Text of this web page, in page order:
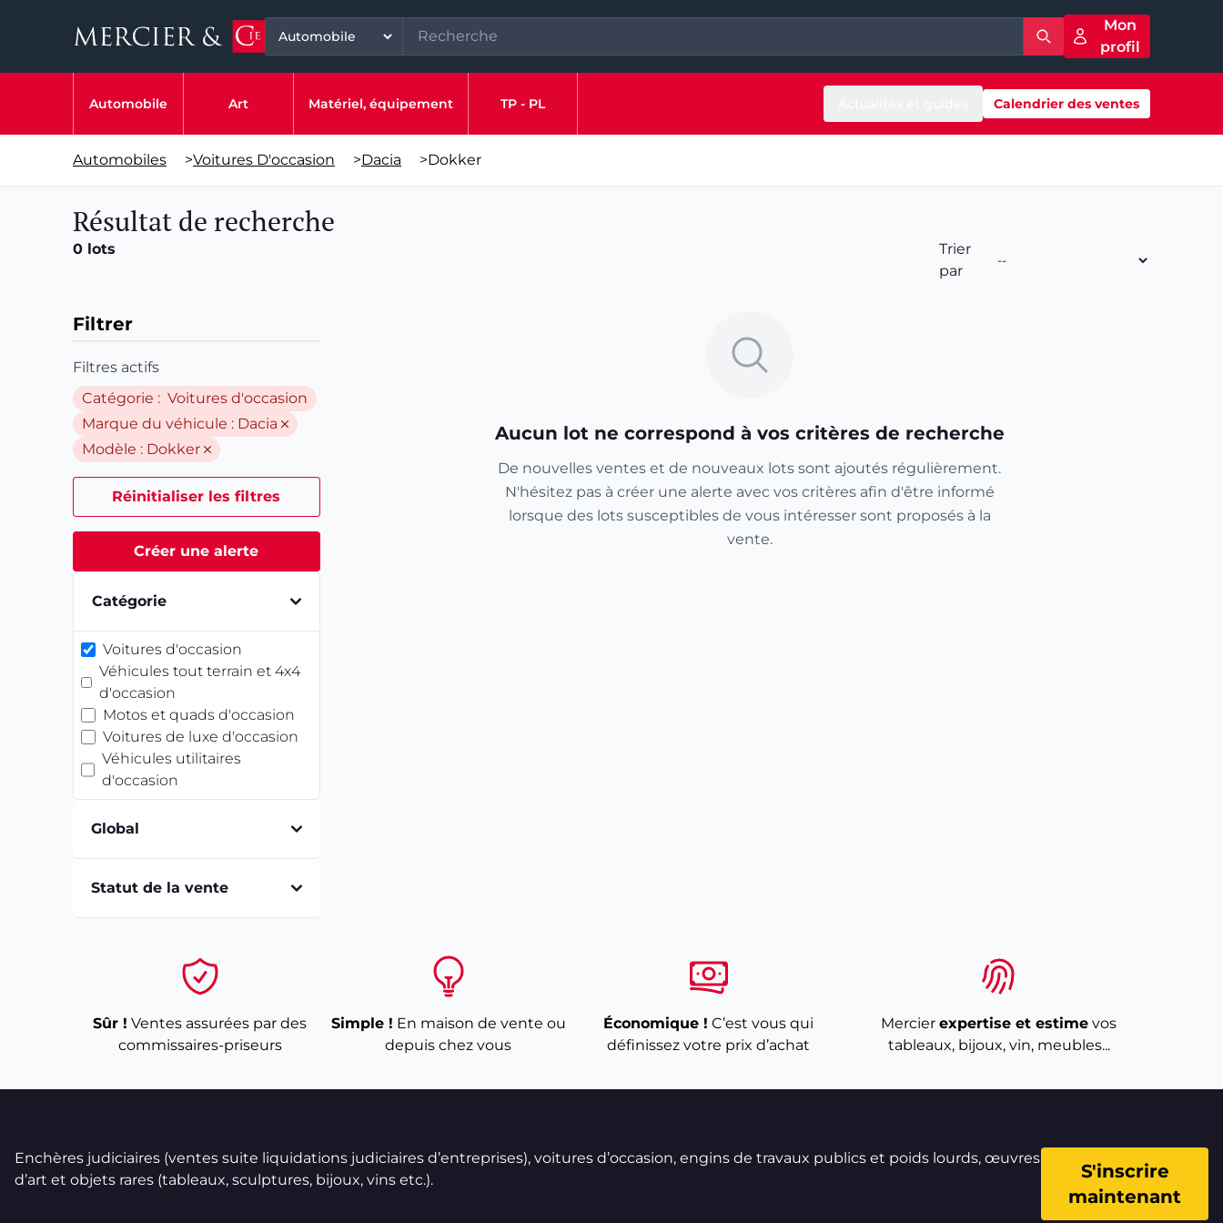
Mon
profil
Automobile Art Matériel, équipement TP - PL Calendrier des ventes
Automobiles >Voitures D'occasion >Dacia >Dokker
Résultat de recherche
0 lots
Trier
par
Filtrer
Filtres actifs
Catégorie : Voitures d'occasion
Marque du véhicule : Dacia
Modèle : Dokker
Réinitialiser les filtres
Créer une alerte
Catégorie
Voitures d'occasion
Véhicules tout terrain et 4x4
d'occasion
Motos et quads d'occasion
Voitures de luxe d'occasion
Véhicules utilitaires
d'occasion
Global
Statut de la vente
Aucun lot ne correspond à vos critères de recherche
De nouvelles ventes et de nouveaux lots sont ajoutés régulièrement.
N'hésitez pas à créer une alerte avec vos critères afin d'être informé
lorsque des lots susceptibles de vous intéresser sont proposés à la
vente.
Sûr ! Ventes assurées par des
commissaires-priseurs
Simple ! En maison de vente ou
depuis chez vous
Économique ! C’est vous qui
définissez votre prix d’achat
Mercier expertise et estime vos
tableaux, bijoux, vin, meubles...
Enchères judiciaires (ventes suite liquidations judiciaires d’entreprises), voitures d’occasion, engins de travaux publics et poids lourds, œuvres
d’art et objets rares (tableaux, sculptures, bijoux, vins etc.).
S'inscrire
maintenant